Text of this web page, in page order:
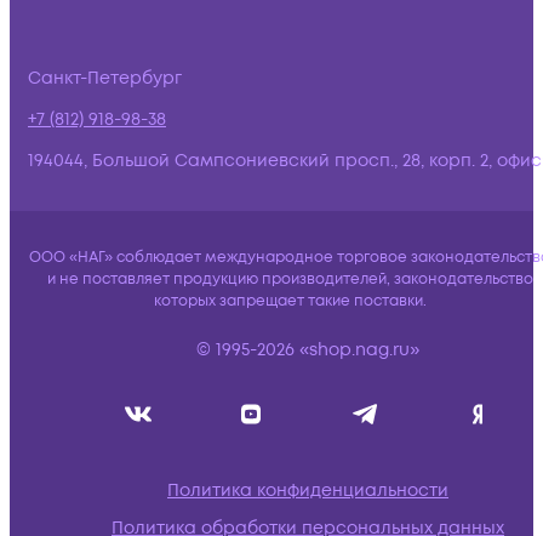
Санкт-Петербург
+7 (812) 918-98-38
194044, Большой Сампсониевский просп., 28, корп. 2,
ООО «НАГ» соблюдает международное торговое
и не поставляет продукцию производителей, законодательство
которых запрещает такие поставки.
© 1995-2026 «shop.nag.ru»
Политика конфиденциальности
Политика обработки персональных данных